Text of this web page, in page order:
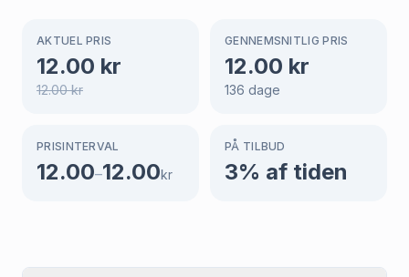
AKTUEL PRIS
12.00 kr
12.00kr
GENNEMSNITLIG PRIS
12.00 kr
136 dage
PRISINTERVAL
12.00–12.00kr
PÅ TILBUD
3% af tiden